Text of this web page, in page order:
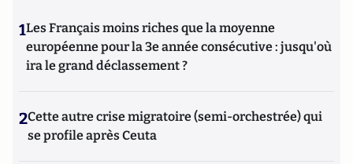
1Les Français moins riches que la moyenne
européenne pour la 3e année consécutive : jusqu'où
ira le grand déclassement ?
2Cette autre crise migratoire (semi-orchestrée) qui
se profile après Ceuta